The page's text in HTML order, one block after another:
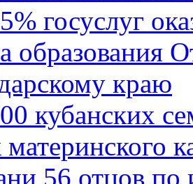
госуслуг
образования
краю
кубанских
материнского
56 отцов по